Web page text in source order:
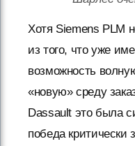
Хотя Siemens PLM
из того, что уже
возможность
«новую» среду
Dassault это была
победа критически